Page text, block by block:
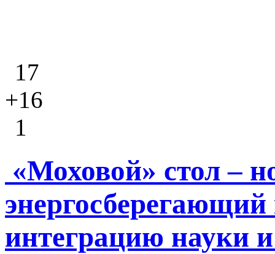
17
+16
1
«Моховой» стол –
интеграцию науки